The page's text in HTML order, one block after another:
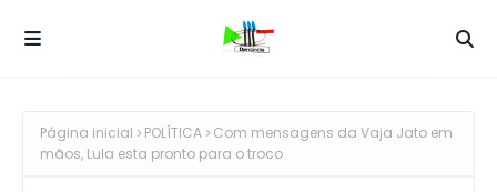
Página inicial POLÍTICA
Com mensagens da Vaja Jato em
mãos, Lula esta pronto para o troco